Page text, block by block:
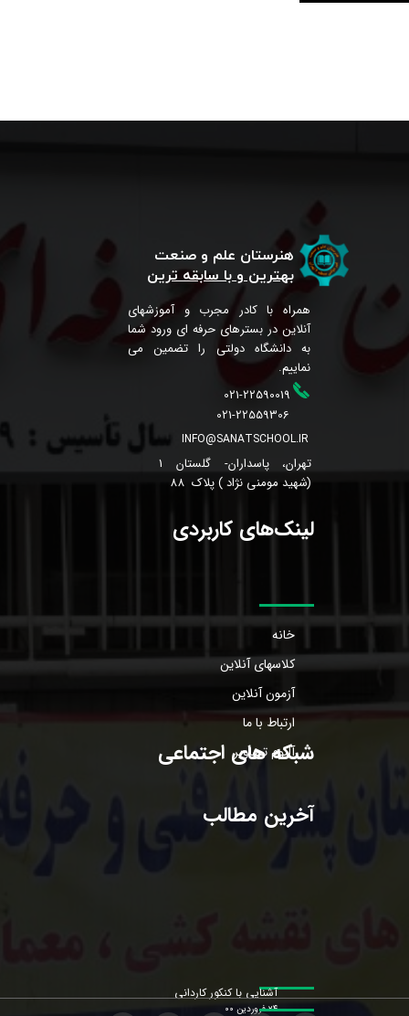
هنرستان علم و صنعت
بهترین و با سابقه ترین
همراه با کادر مجرب و آموزشهای
آنلاین در بسترهای حرفه ای ورود شما
به دانشگاه دولتی را تضمین می
نماییم.
021-22559306
INFO@SANATSCHOOL.IR
تهران، پاسداران- گلستان 1
(شهید مومنی نژاد ) پلاک 88
021-22590019
لینک‌های کاربردی
خانه
کلاسهای آنلاین
آزمون آنلاین
ارتباط با ما
آلبوم تصاویر
آخرین مطالب
آشنایی با کنکور کاردانی
۲۴ فروردین ۰۰
شبکه های اجتماعی